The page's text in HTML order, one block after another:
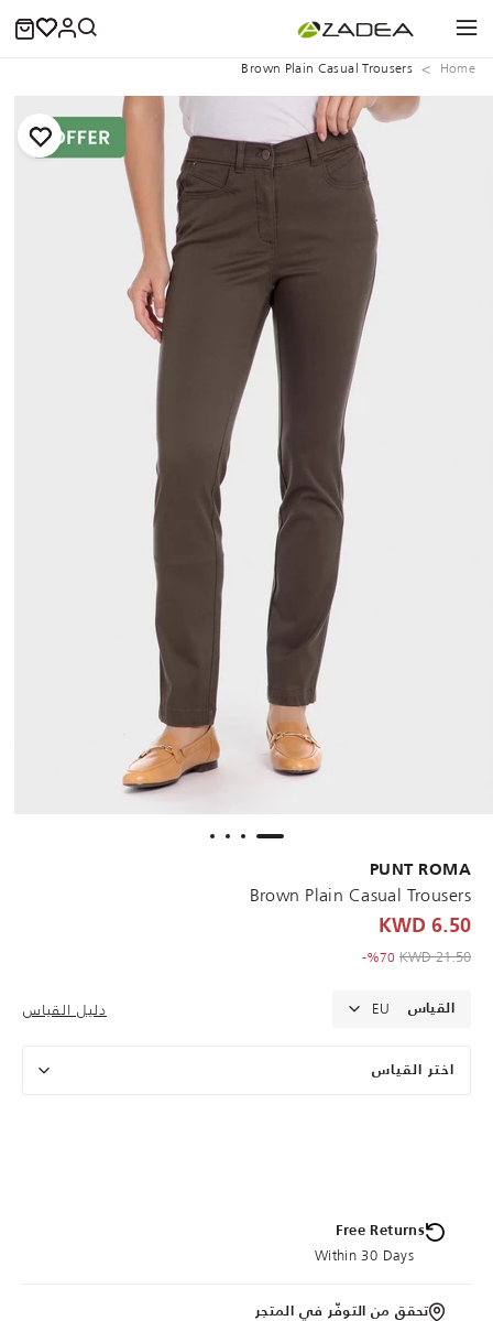
Home
Brown Plain Casual Trousers
PUNT ROMA
Brown Plain Casual Trousers
6.50 KWD
Price reduced from
21.50 KWD
to 6.50 KWD
%70-
القياس EU دليل القياس
اختر القياس
Free Returns
Within 30 Days
تحقق من التوفّر في المتجر